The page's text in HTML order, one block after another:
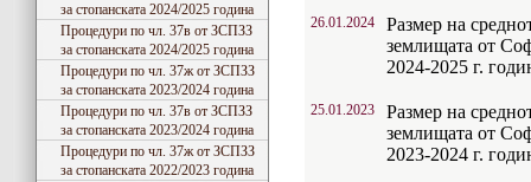
за стопанската 2024/2025 година
Процедури по чл. 37в от ЗСПЗЗ
за стопанската 2024/2025 година
Процедури по чл. 37ж от ЗСПЗЗ
за стопанската 2023/2024 година
Процедури по чл. 37в от ЗСПЗЗ
за стопанската 2023/2024 година
Процедури по чл. 37ж от ЗСПЗЗ
за стопанската 2022/2023 година
26.01.2024
Размер на
землищата от
2024-2025 г.
25.01.2023
Размер на
землищата от
2023-2024 г.